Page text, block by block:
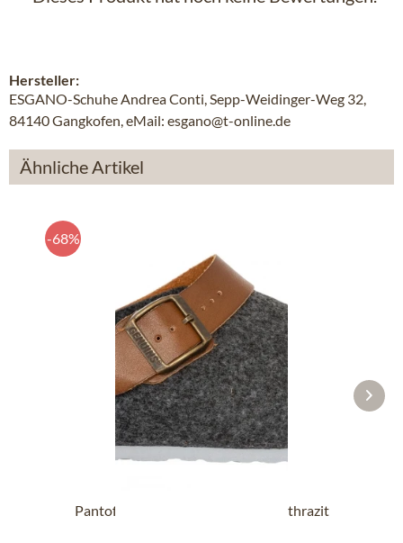
Hersteller:
ESGANO-Schuhe Andrea Conti, Sepp-Weidinger-Weg 32,
84140 Gangkofen, eMail: esgano@t-online.de
Ähnliche Artikel
-68%
Pantoffel G102997 SHETLAND anthrazit